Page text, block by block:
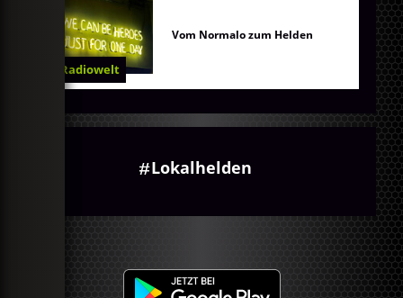
Radiowelt
Vom Normalo zum Helden
Lokalhelden